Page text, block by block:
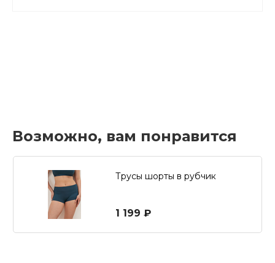
Возможно, вам понравится
Трусы шорты в рубчик
1 199 ₽